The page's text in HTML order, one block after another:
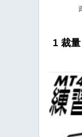
1 裁